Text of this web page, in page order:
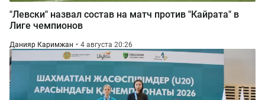
"Левски" назвал состав на матч против "Кайрата" в
Лиге чемпионов
Данияр Каримжан 4 августа 20:26